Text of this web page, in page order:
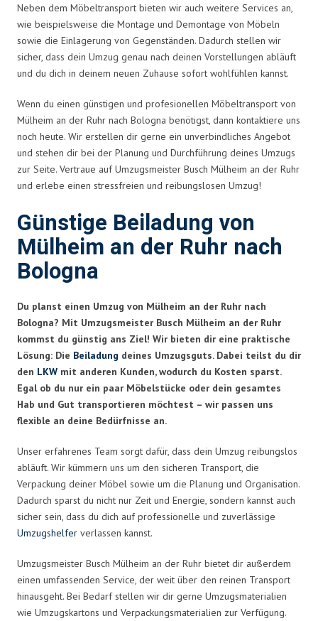
Neben dem Möbeltransport bieten wir auch weitere Services an,
wie beispielsweise die Montage und Demontage von Möbeln
sowie die Einlagerung von Gegenständen. Dadurch stellen wir
sicher, dass dein Umzug genau nach deinen Vorstellungen abläuft
und du dich in deinem neuen Zuhause sofort wohlfühlen kannst.
Wenn du einen günstigen und profesionellen Möbeltransport von
Mülheim an der Ruhr nach Bologna benötigst, dann kontaktiere uns
noch heute. Wir erstellen dir gerne ein unverbindliches Angebot
und stehen dir bei der Planung und Durchführung deines Umzugs
zur Seite. Vertraue auf Umzugsmeister Busch Mülheim an der Ruhr
und erlebe einen stressfreien und reibungslosen Umzug!
Günstige Beiladung von
Mülheim an der Ruhr nach
Bologna
Du planst einen Umzug von Mülheim an der Ruhr nach
Bologna? Mit Umzugsmeister Busch Mülheim an der Ruhr
kommst du günstig ans Ziel! Wir bieten dir eine praktische
Lösung: Die Beiladung deines Umzugsguts. Dabei teilst du dir
den LKW mit anderen Kunden, wodurch du Kosten sparst.
Egal ob du nur ein paar Möbelstücke oder dein gesamtes
Hab und Gut transportieren möchtest – wir passen uns
flexible an deine Bedürfnisse an.
Unser erfahrenes Team sorgt dafür, dass dein Umzug reibungslos
abläuft. Wir kümmern uns um den sicheren Transport, die
Verpackung deiner Möbel sowie um die Planung und Organisation.
Dadurch sparst du nicht nur Zeit und Energie, sondern kannst auch
sicher sein, dass du dich auf professionelle und zuverlässige
Umzugshelfer verlassen kannst.
Umzugsmeister Busch Mülheim an der Ruhr bietet dir außerdem
einen umfassenden Service, der weit über den reinen Transport
hinausgeht. Bei Bedarf stellen wir dir gerne Umzugsmaterialien
wie Umzugskartons und Verpackungsmaterialien zur Verfügung.